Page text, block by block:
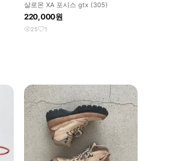
살로몬 XA 포시스 gtx (305)
220,000원
25 1